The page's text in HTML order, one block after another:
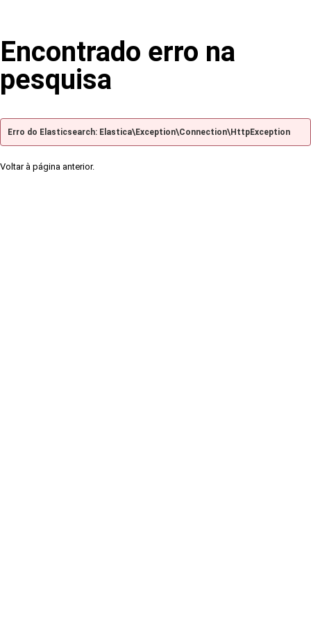
Encontrado erro na
pesquisa
Erro do Elasticsearch: Elastica\Exception\Connection\HttpException
Voltar à página anterior.